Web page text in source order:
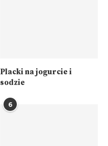
Placki na jogurcie i
sodzie
6